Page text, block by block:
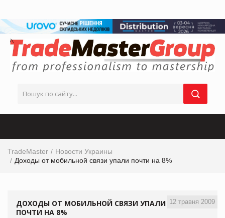
TradeMaster
Новости Украины
Доходы от мобильной связи упали почти на 8%
12 травня 2009
ДОХОДЫ ОТ МОБИЛЬНОЙ СВЯЗИ УПАЛИ
ПОЧТИ НА 8%